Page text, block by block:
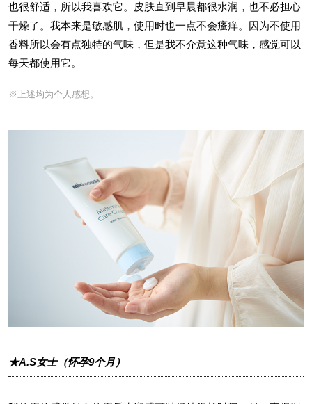
也很舒适，所以我喜欢它。皮肤直到早晨都很水润，也不必担心
干燥了。我本来是敏感肌，使用时也一点不会瘙痒。因为不使用
香料所以会有点独特的气味，但是我不介意这种气味，感觉可以
每天都使用它。
※上述均为个人感想。
★A.S女士（怀孕9个月）